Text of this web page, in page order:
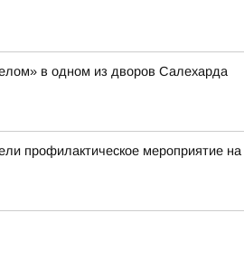
в одном из дворов Салехарда
профилактическое мероприятие